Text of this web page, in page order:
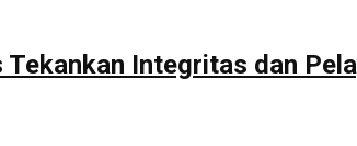
Integritas dan